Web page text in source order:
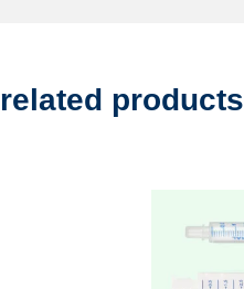
related products